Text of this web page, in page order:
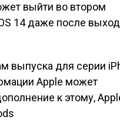
выйти во втором
14 даже после
выпуска для серии
Apple может
к этому,